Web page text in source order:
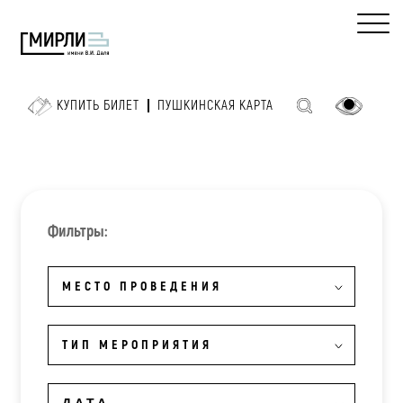
КУПИТЬ БИЛЕТ ПУШКИНСКАЯ КАРТА
Фильтры:
МЕСТО ПРОВЕДЕНИЯ
ТИП МЕРОПРИЯТИЯ